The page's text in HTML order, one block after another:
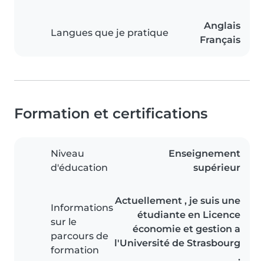
Langues que je pratique
Anglais
Français
Formation et certifications
Niveau
d'éducation
Enseignement
supérieur
Informations
sur le
parcours de
formation
Actuellement , je suis une
étudiante en Licence
économie et gestion a
l'Université de Strasbourg
.